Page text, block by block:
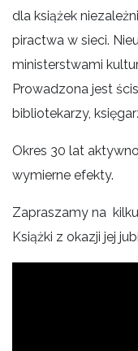
dla książek
piractwa w sieci.
ministerstwami
Prowadzona jest
bibliotekarzy,
Okres 30 lat
wymierne efekty.
Zapraszamy na
Książki z okazji jej